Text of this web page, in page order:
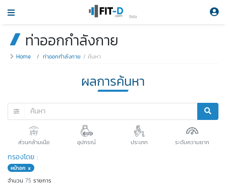
Beta
ท่าออกกำลังกาย
Home ท่าออกกำลังกาย ค้นหา
ผลการค้นหา
ส่วนกล้ามเนือ อุปกรณ์ ประเภท ระดับความยาก
กรองโดย :
หน้าอก x
จำนวน 75 รายการ